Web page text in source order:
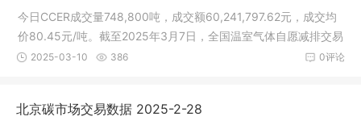
今日CCER成交量748,800吨，成交额60,241,797.62元，成交均
价80.45元/吨。截至2025年3月7日，全国温室气体自愿减排交易
市场累计成
0评论
2025-03-10 386
北京碳市场交易数据 2025-2-28